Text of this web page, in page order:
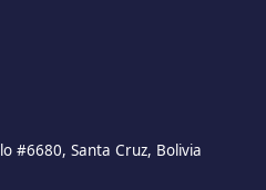
#6680, Santa Cruz, Bolivia